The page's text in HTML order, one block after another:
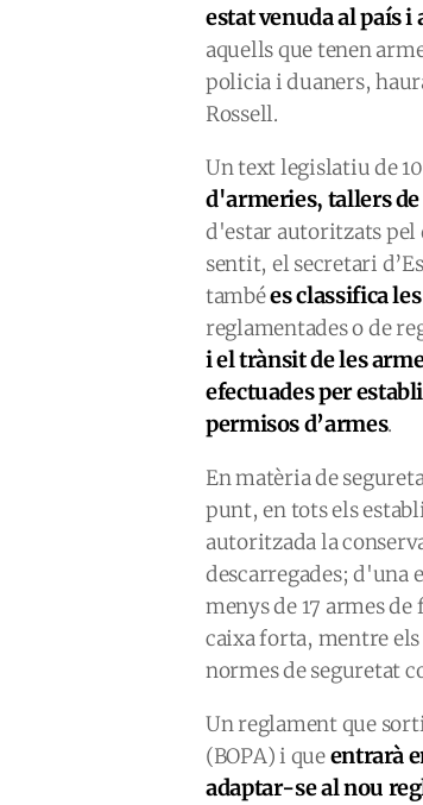
estat venuda al país
aquells que tenen
policia i duaners,
Rossell.
Un text legislatiu de
d'armeries, tallers
d'estar autoritzats pel
sentit, el secretari
tambées classifica
reglamentades o de
i el trànsit de les
efectuades per
permisos d’armes.
En matèria de
punt, en tots els
autoritzada la
descarregades; d'una
menys de 17 armes
caixa forta, mentre els
normes de seguretat
Un reglament que
(BOPA) i queentrarà
adaptar-se al nou